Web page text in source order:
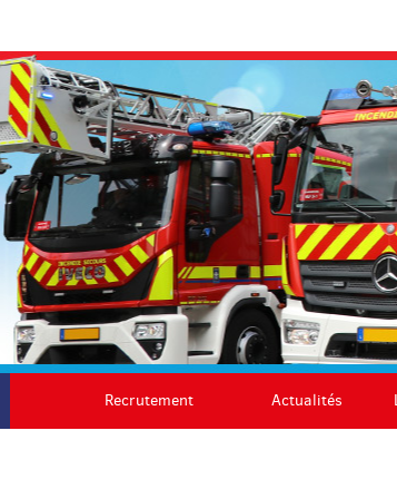
Recrutement Actualités